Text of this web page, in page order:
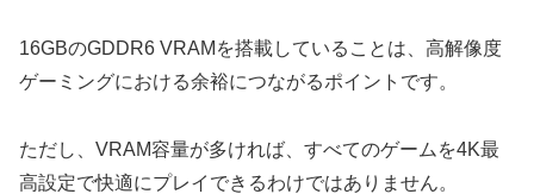
16GBのGDDR6 VRAMを搭載していることは、高解像度
ゲーミングにおける余裕につながるポイントです。
ただし、VRAM容量が多ければ、すべてのゲームを4K最
高設定で快適にプレイできるわけではありません。